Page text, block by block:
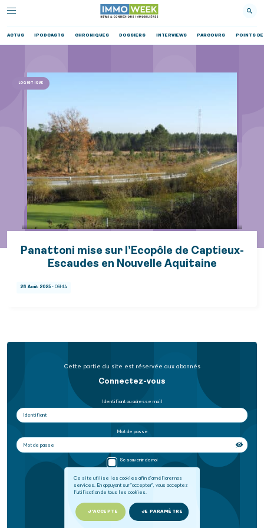
ACTUS IPODCASTS CHRONIQUES DOSSIERS INTERVIEWS PARCOURS POINTS DE
Ce site utilise les cookies afin d'améliorer nos
services. En appuyant sur "accepter", vous acceptez
l'utilisation de tous les cookies.
J'ACCEPTE JE PARAMÈTRE
LOGISTIQUE
Panattoni mise sur l’Ecopôle de Captieux-
Escaudes en Nouvelle Aquitaine
28 Août 2025 - 09h14
Cette partie du site est réservée aux abonnés
Connectez-vous
Identifiant ou adresse mail
Mot de passe
Se souvenir de moi
SE CONNECTER
Mot de passe oublié